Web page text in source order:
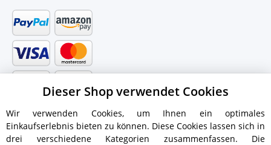
Dieser Shop verwendet Cookies
Wir verwenden Cookies, um Ihnen ein optimales
Einkaufserlebnis bieten zu können. Diese Cookies lassen sich in
drei verschiedene Kategorien zusammenfassen. Die